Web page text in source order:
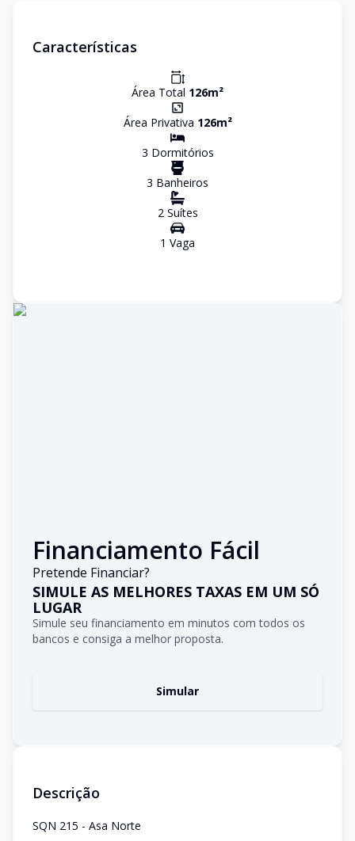
Características
Área Total 126m²
Área Privativa 126m²
3 Dormitórios
3 Banheiros
2Suítes
1 Vaga
Financiamento Fácil
Pretende Financiar?
SIMULE AS MELHORES TAXAS EM UM SÓ
LUGAR
Simule seu financiamento em minutos com todos os
bancos e consiga a melhor proposta.
Simular
Descrição
SQN 215 - Asa Norte